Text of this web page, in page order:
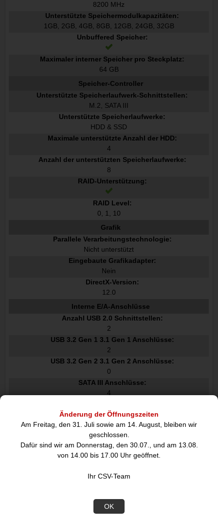
Änderung der Öffnungszeiten
Am Freitag, den 31. Juli sowie am 14. August, bleiben wir
geschlossen.
Dafür sind wir am Donnerstag, den 30.07., und am 13.08.
von 14.00 bis 17.00 Uhr geöffnet.
Ihr CSV-Team
OK
8200 MHz
Unterstützte Speichermodulkapazitäten:
1GB, 2GB, 4GB, 8GB, 12GB, 24GB, 32GB
Unbuffered Speicher:
Maximaler interner Speicher pro Steckplatz:
64 GB
Speicher-Controller
Unterstützte Speicherlaufwerk-Schnittstellen:
M.2, SATA III
Unterstützte Speicherlaufwerke:
HDD & SSD
Maximale unterstützte Anzahl der HDD:
4
Anzahl der unterstützten Speicherlaufwerke:
8
RAID-Unterstützung:
RAID Level:
0, 1, 10
Grafik
Parallele Verarbeitungstechnologie:
Nicht unterstützt
Eingebaute Grafikadapter:
Nein
DirectX-Version:
12.0
Interne E/A-Anschlüsse
Anzahl USB 2.0 Schnittstellen:
2
USB 3.2 Gen 1 3.1 Gen 1 Anschlüsse:
2
USB 3.2 Gen 2 3.1 Gen 2 Anschlüsse:
0
SATA III Anschlüsse:
4
1
Front Panel Audiostecker:
Frontpanel-Stecker:
Anzahl der CPU-Lüfteranschlüsse: